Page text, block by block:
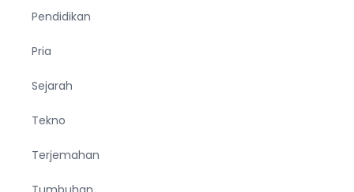
Pendidikan
Pria
Sejarah
Tekno
Terjemahan